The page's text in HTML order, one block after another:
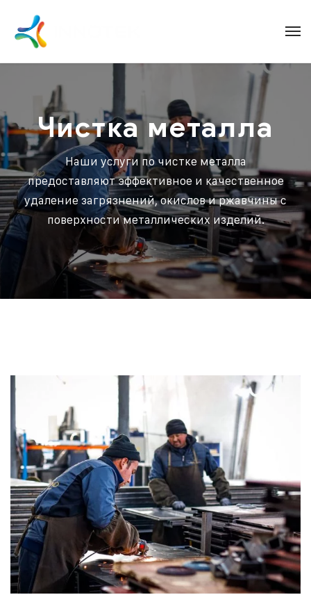
Чистка металла
Наши услуги по чистке металла
предоставляют эффективное и качественное
удаление загрязнений, окислов и ржавчины с
поверхности металлических изделий.